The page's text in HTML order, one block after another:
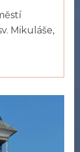
Mikuláše,